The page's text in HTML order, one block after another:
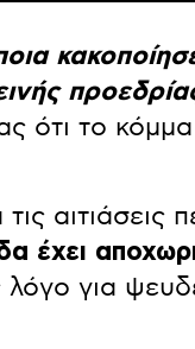
ότι το κόμμα
αιτιάσεις
έχει
λόγο για